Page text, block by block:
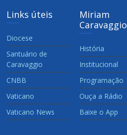
Links úteis
Diocese
Santuário de
Caravaggio
CNBB
Vaticano
Vaticano News
Miriam
Caravaggio
História
Institucional
Programação
Ouça a Rádio
Baixe o App